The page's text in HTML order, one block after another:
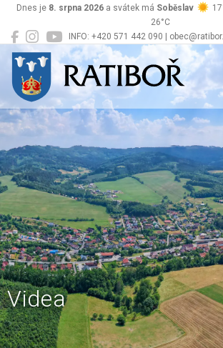
INFO: +420 571 442 090 |
Dnes je 8. srpna 2026 a svátek má Soběslav
26°C
Ratiboř
Videa